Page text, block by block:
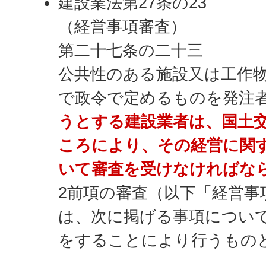
（経営事項審査）
第二十七条の二十三
公共性のある施設又は工作
で政令で定めるものを発注
うとする建設業者は、国土
ころにより、その経営に関
いて審査を受けなければな
2前項の審査（以下「経営
は、次に掲げる事項につい
をすることにより行うもの